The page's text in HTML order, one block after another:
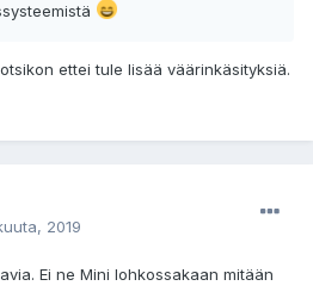
ettei tule lisää väärinkäsityksiä.
2019
Ei ne Mini lohkossakaan mitään